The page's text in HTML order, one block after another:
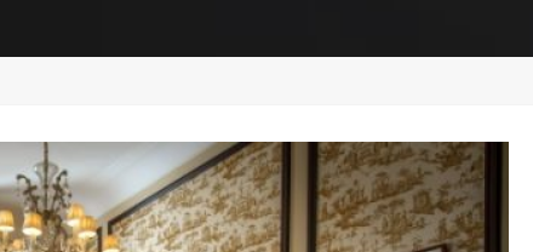
E PROPÓSITO HUMANO
SEU MAU MAU EM 'QUEM AMA CUIDA'